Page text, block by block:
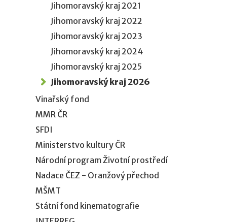
Jihomoravský kraj 2021
Jihomoravský kraj 2022
Jihomoravský kraj 2023
Jihomoravský kraj 2024
Jihomoravský kraj 2025
Jihomoravský kraj 2026
Vinařský fond
MMR ČR
SFDI
Ministerstvo kultury ČR
Národní program Životní prostředí
Nadace ČEZ - Oranžový přechod
MŠMT
Státní fond kinematografie